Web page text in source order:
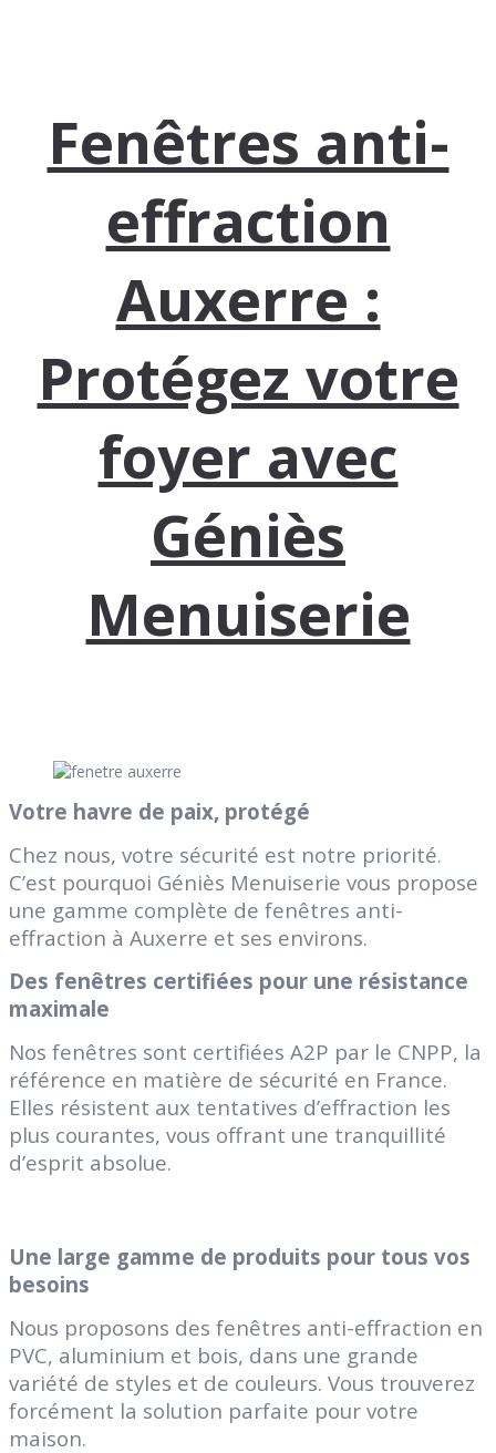
Fenêtres anti-
effraction
Auxerre :
Protégez votre
foyer avec
Géniès
Menuiserie
Votre havre de paix, protégé
Chez nous, votre sécurité est notre priorité.
C’est pourquoi Géniès Menuiserie vous propose
une gamme complète de fenêtres anti-
effraction à Auxerre et ses environs.
Des fenêtres certifiées pour une résistance
maximale
Nos fenêtres sont certifiées A2P par le CNPP, la
référence en matière de sécurité en France.
Elles résistent aux tentatives d’effraction les
plus courantes, vous offrant une tranquillité
d’esprit absolue.
Une large gamme de produits pour tous vos
besoins
Nous proposons des fenêtres anti-effraction en
PVC, aluminium et bois, dans une grande
variété de styles et de couleurs. Vous trouverez
forcément la solution parfaite pour votre
maison.